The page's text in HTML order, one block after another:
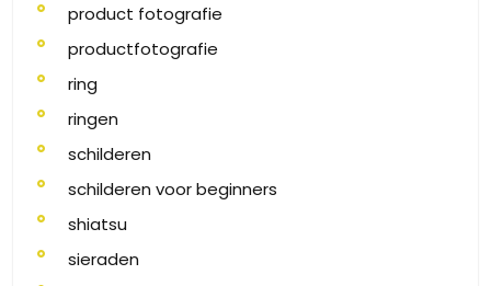
product fotografie
productfotografie
ring
ringen
schilderen
schilderen voor beginners
shiatsu
sieraden